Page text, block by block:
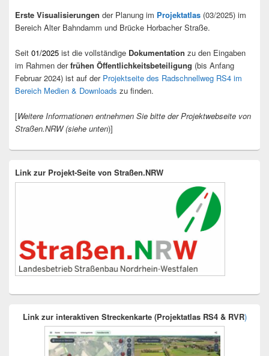
Erste Visualisierungen der Planung im Projektatlas (03/2025) im
Bereich Alter Bahndamm und Brücke Horbacher Straße.
Seit 01/2025 ist die vollständige Dokumentation zu den Eingaben
im Rahmen derfrühen Öffentlichkeitsbeteiligung (bis Anfang
Februar 2024) ist auf der Projektseite des Radschnellweg RS4 im
Bereich Medien & Downloads zu finden.
[Weitere Informationen entnehmen Sie bitte der Projektwebseite von
Straßen.NRW (siehe unten)]
Link zur Projekt-Seite von Straßen.NRW
Link zur interaktiven Streckenkarte (Projektatlas RS4 & RVR)